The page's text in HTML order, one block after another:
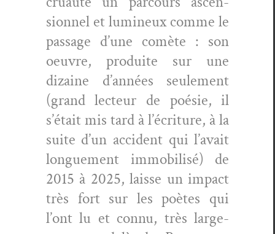
sion­nel et lumineux comme le
pas­sage d’une comète : son
oeu­vre, pro­duite sur une
dizaine d’an­nées seule­ment
(grand lecteur de poésie, il
s’é­tait mis tard à l’écri­t­ure, à la
suite d’un acci­dent qui l’avait
longue­ment immo­bil­isé) de
2015 à 2025, laisse un impact
très fort sur les poètes qui
l’ont lu et con­nu, très large­